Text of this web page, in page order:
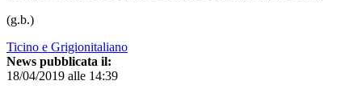
(g.b.)
Ticino e Grigionitaliano
News pubblicata il:
18/04/2019 alle 14:39